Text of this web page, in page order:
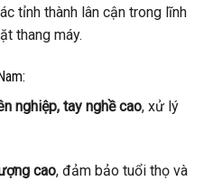
tỉnh thành lân cận trong lĩnh
thang máy.
nghiệp, tay nghề cao, xử lý
cao, đảm bảo tuổi thọ và